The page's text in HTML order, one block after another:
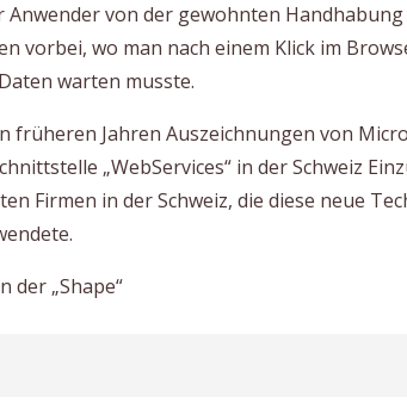
von der gewohnten
vorbei, wo man nach einem Klick im
warten musste.
früheren Jahren Auszeichnungen von
„WebServices“ in der Schweiz
Firmen in der Schweiz, die diese neue
der „Shape“